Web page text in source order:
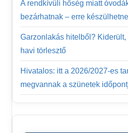
A rendkívüli hőség miatt
bezárhatnak – erre
Garzonlakás hitelből? Kiderült,
havi törlesztő
Hivatalos: itt a 2026/2027-es
megvannak a szünetek